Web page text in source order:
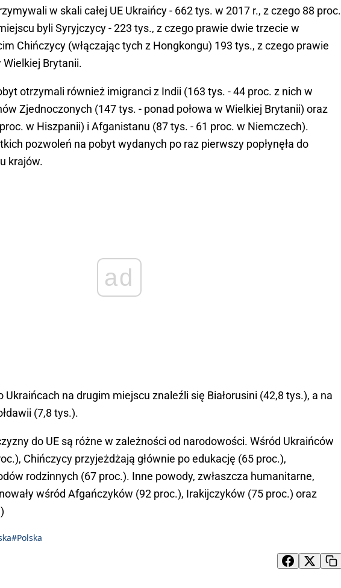
w skali całej UE Ukraińcy - 662 tys. w 2017 r., z czego 88 proc.
byli Syryjczycy - 223 tys., z czego prawie dwie trzecie w
Chińczycy (włączając tych z Hongkongu) 193 tys., z czego prawie
Wielkiej Brytanii.
otrzymali również imigranci z Indii (163 tys. - 44 proc. z nich w
Zjednoczonych (147 tys. - ponad połowa w Wielkiej Brytanii) oraz
w Hiszpanii) i Afganistanu (87 tys. - 61 proc. w Niemczech).
pozwoleń na pobyt wydanych po raz pierwszy popłynęła do
krajów.
ad
Ukraińcach na drugim miejscu znaleźli się Białorusini (42,8 tys.), a na
(7,8 tys.).
do UE są różne w zależności od narodowości. Wśród Ukraińców
Chińczycy przyjeżdżają głównie po edukację (65 proc.),
rodzinnych (67 proc.). Inne powody, zwłaszcza humanitarne,
wśród Afgańczyków (92 proc.), Irakijczyków (75 proc.) oraz
#Polska